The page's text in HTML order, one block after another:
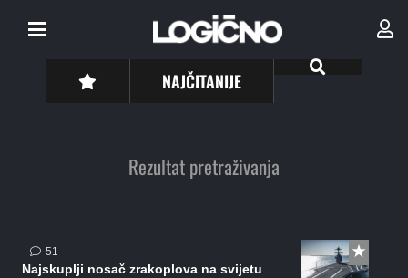
NAJČITANIJE
Rezultat pretraživanja
51
Najskuplji nosač zrakoplova na svijetu